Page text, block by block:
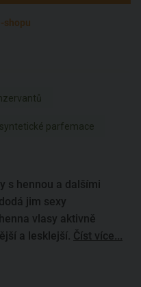
shopu
parfemace
s hennou a dalšími
jim sexy
vlasy aktivně
a lesklejší. Číst více...